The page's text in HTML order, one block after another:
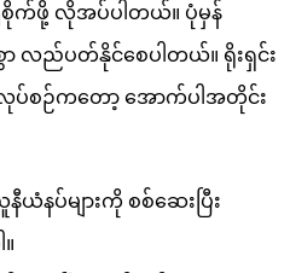
က်ဖို့ လိုအပ်ပါတယ်။ ပုံမှန်
ာ လည်ပတ်နိုင်စေပါတယ်။ ရိုးရှင်း
ပ်စဉ်ကတော့ အောက်ပါအတိုင်း
နပ်များကို စစ်ဆေးပြီး